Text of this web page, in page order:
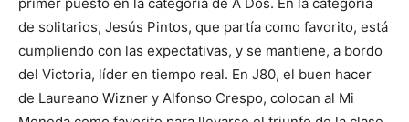
de solitarios, Jesús Pintos, que partía como favorito, está
cumpliendo con las expectativas, y se mantiene, a bordo
del Victoria, líder en tiempo real. En J80, el buen hacer
de Laureano Wizner y Alfonso Crespo, colocan al Mi